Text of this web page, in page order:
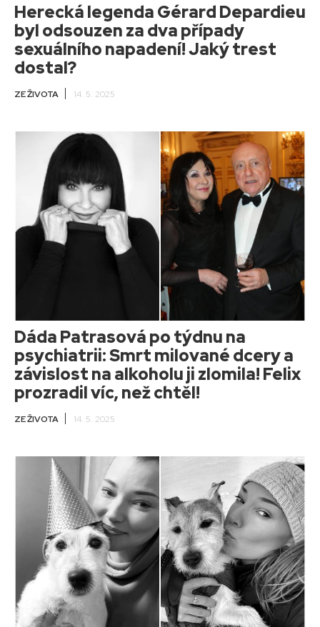
Herecká legenda Gérard Depardieu
byl odsouzen za dva případy
sexuálního napadení! Jaký trest
dostal?
ZE ŽIVOTA 14. 5. 2025
Dáda Patrasová po týdnu na
psychiatrii: Smrt milované dcery a
závislost na alkoholu ji zlomila! Felix
prozradil víc, než chtěl!
ZE ŽIVOTA 14. 5. 2025